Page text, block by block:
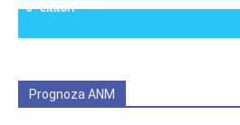
0 Cititori
Prognoza ANM